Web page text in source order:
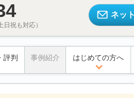
祝も対応）
ネッ
評判 事例紹介 はじめての方へ